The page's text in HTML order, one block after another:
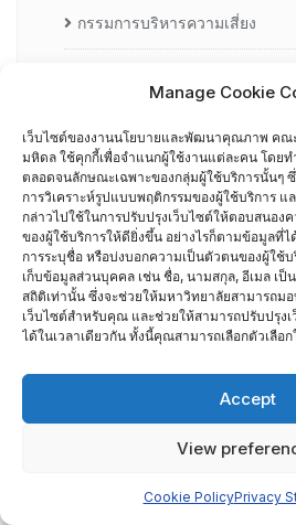
Manage Cookie
เว็บไซต์ของงานนโยบายและพัฒนาคุณภาพ คณ
มหิดล ใช้คุกกี้เพื่อจำแนกผู้ใช้งานแต่ละคน โดย
ตลอดจนลักษณะเฉพาะของกลุ่มผู้ใช้บริการนั้นๆ
การวิเคราะห์รูปแบบพฤติกรรมของผู้ใช้บริการ
กล่าวไปใช้ในการปรับปรุงเว็บไซต์ให้ตอบสนอง
ของผู้ใช้บริการให้ดียิ่งขึ้น อย่างไรก็ตามข้อมูลที่
การระบุชื่อ หรือบ่งบอกความเป็นตัวตนของผู้ใช้
เก็บข้อมูลส่วนบุคคล เช่น ชื่อ, นามสกุล, อีเมล เป็
สถิติเท่านั้น ซึ่งจะช่วยให้มหาวิทยาลัยสามารถม
เว็บไซต์สำหรับคุณ และช่วยให้สามารถปรับปรุง
ได้ในเวลาเดียวกัน ทั้งนี้คุณสามารถเลือกตัวเลือ
Accept
View
Cookie PolicyPrivacy
กรรมการบริหารความเสี่ยง
คณะกรรมการรับเรื่องร้องเรียน
คณะผู้บริหารคณะวิทยาศาสตร์
คุณภาพ
คณะผู้บริหารคณะวิทยาศาสตร์
ผู้ตรวจประเมิน MUQD
ผู้บริหาร
ประกันคุณภาพภายนอก